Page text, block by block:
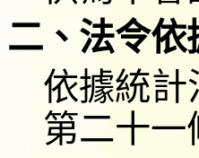
二、法令依
依據統計
第二十一